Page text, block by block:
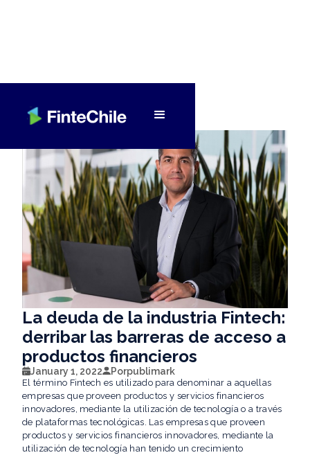
La deuda de la industria Fintech:
derribar las barreras de acceso a
productos financieros
January 1, 2022 Porpublimark
El término Fintech es utilizado para denominar a aquellas
empresas que proveen productos y servicios financieros
innovadores, mediante la utilización de tecnología o a través
de plataformas tecnológicas. Las empresas que proveen
productos y servicios financieros innovadores, mediante la
utilización de tecnología han tenido un crecimiento